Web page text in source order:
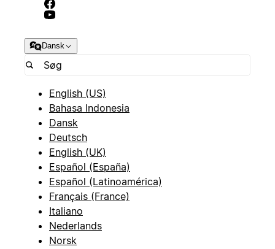
Dansk
English (US)
Bahasa Indonesia
Dansk
Deutsch
English (UK)
Español (España)
Español (Latinoamérica)
Français (France)
Italiano
Nederlands
Norsk